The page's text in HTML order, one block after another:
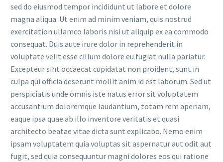
sed do eiusmod tempor incididunt ut labore et dolore
magna aliqua. Ut enim ad minim veniam, quis nostrud
exercitation ullamco laboris nisi ut aliquip ex ea commodo
consequat. Duis aute irure dolor in reprehenderit in
voluptate velit esse cillum dolore eu fugiat nulla pariatur.
Excepteur sint occaecat cupidatat non proident, sunt in
culpa qui officia deserunt mollit anim id est laborum. Sed ut
perspiciatis unde omnis iste natus error sit voluptatem
accusantium doloremque laudantium, totam rem aperiam,
eaque ipsa quae ab illo inventore veritatis et quasi
architecto beatae vitae dicta sunt explicabo. Nemo enim
ipsam voluptatem quia voluptas sit aspernatur aut odit aut
fugit, sed quia consequuntur magni dolores eos qui ratione